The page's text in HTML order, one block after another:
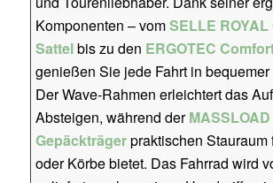
Komponenten – vomSELLE
Sattelbis zu den ERGOTEC
genießen Sie jede Fahrt in
Der Wave-Rahmen erleichtert das
Absteigen, während der
Gepäckträgerpraktischen Stauraum
oder Körbe bietet. Das Fahrrad wird